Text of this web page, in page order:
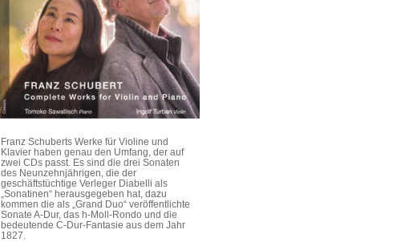
Franz Schuberts Werke für Violine und
Klavier haben genau den Umfang, der auf
zwei CDs passt. Es sind die drei Sonaten
des Neunzehnjährigen, die der
geschäftstüchtige Verleger Diabelli als
„Sonatinen“ herausgegeben hat, dazu
kommen die als „Grand Duo“ veröffentlichte
Sonate A-Dur, das h-Moll-Rondo und die
bedeutende C-Dur-Fantasie aus dem Jahr
1827.